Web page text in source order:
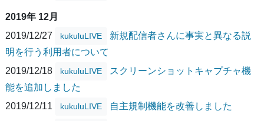
2019年 12月
2019/12/27
kukuluLIVE
新規配信者さんに事実と異なる説
明を行う利用者について
2019/12/18
kukuluLIVE
スクリーンショットキャプチャ機
能を追加しました
2019/12/11
kukuluLIVE 自主規制機能を改善しました